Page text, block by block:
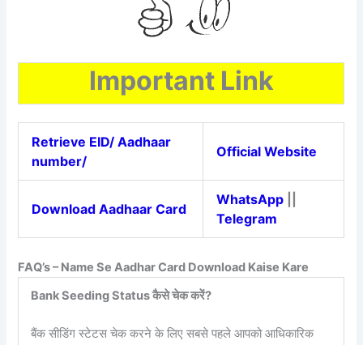
Important Link
Retrieve EID/ Aadhaar
number/
Official Website
Download Aadhaar Card
WhatsApp
Telegram
FAQ’s – Name Se Aadhar Card Download Kaise Kare
Bank Seeding Status कैसे चेक करें?
बैंक सीडिंग स्टेटस चेक करने के लिए सबसे पहले आपको आधिकारिक